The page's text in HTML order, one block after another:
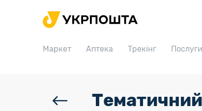
Маркет Аптека Трекінг Послуги
Головна
Аптека